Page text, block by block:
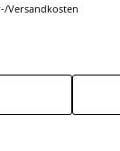
Versandkosten